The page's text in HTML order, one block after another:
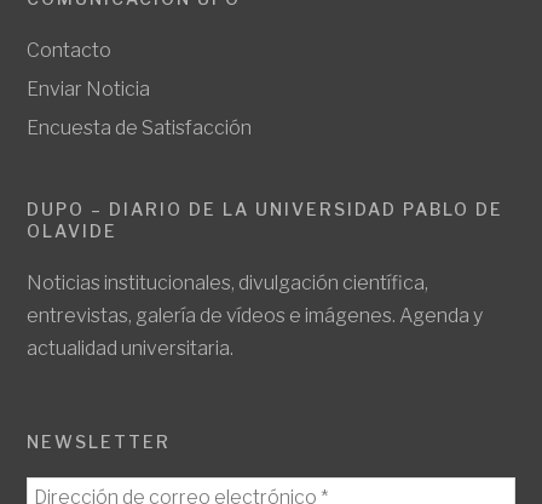
Contacto
Enviar Noticia
Encuesta de Satisfacción
DUPO – DIARIO DE LA UNIVERSIDAD PABLO DE
OLAVIDE
Noticias institucionales, divulgación científica,
entrevistas, galería de vídeos e imágenes. Agenda y
actualidad universitaria.
NEWSLETTER